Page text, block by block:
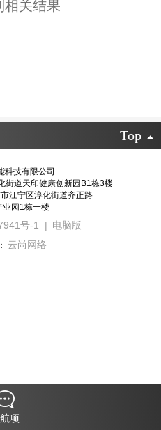
相关结果
Top
科技有限公司
街道天印健康创新园B1栋3楼
江宁区淳化街道齐正路
业园1栋一楼
号-1 | 电脑版
云尚网络
项